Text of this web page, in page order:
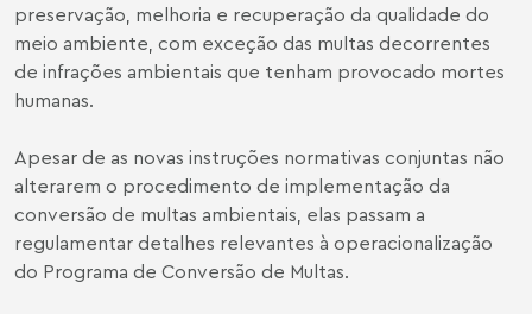
preservação, melhoria e recuperação da qualidade do
meio ambiente, com exceção das multas decorrentes
de infrações ambientais que tenham provocado mortes
humanas.
Apesar de as novas instruções normativas conjuntas não
alterarem o procedimento de implementação da
conversão de multas ambientais, elas passam a
regulamentar detalhes relevantes à operacionalização
do Programa de Conversão de Multas.